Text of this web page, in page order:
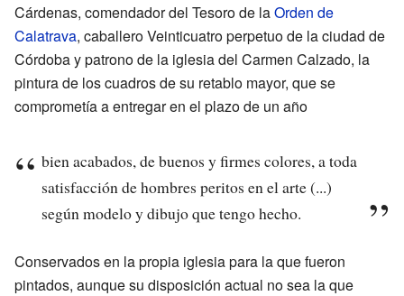
Cárdenas, comendador del Tesoro de laOrden de
Calatrava, caballero Veinticuatro perpetuo de la ciudad de
Córdoba y patrono de la iglesia del Carmen Calzado, la
pintura de los cuadros de su retablo mayor, que se
comprometía a entregar en el plazo de un año
bien acabados, de buenos y firmes colores, a toda
satisfacción de hombres peritos en el arte (...)
según modelo y dibujo que tengo hecho.
Conservados en la propia iglesia para la que fueron
pintados, aunque su disposición actual no sea la que